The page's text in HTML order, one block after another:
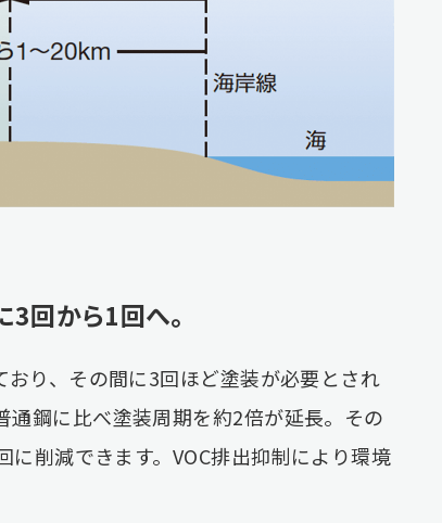
3回から1回へ。
り、その間に3回ほど塗装が必要とされ
通鋼に比べ塗装周期を約2倍が延長。その
削減できます。VOC排出抑制により環境